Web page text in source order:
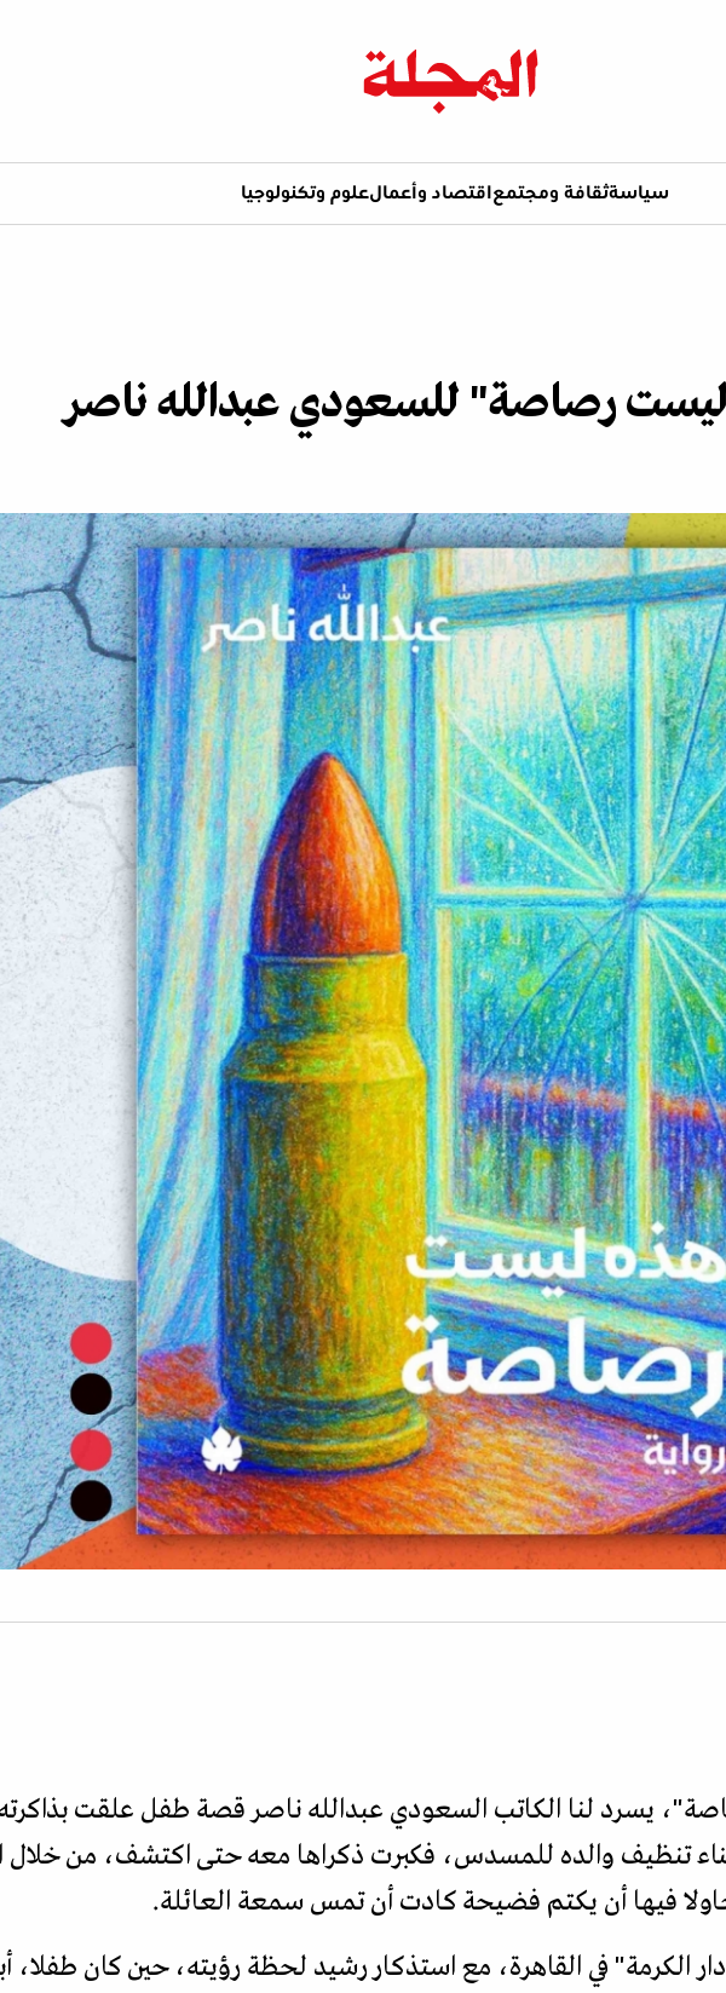
سياسةثقافة ومجتمع اقتصاد وأعمالعلوم وتكنولوجيا
ليست رصاصة" للسعودي عبدالله ناصر
يسرد لنا الكاتب السعودي عبدالله ناصر قصة طفل علقت
تنظيف والده للمسدس، فكبرت ذكراها معه حتى اكتشف، من خلال
فيها أن يكتم فضيحة كادت أن تمس سمعة العائلة.
الكرمة" في القاهرة، مع استذكار رشيد لحظة رؤيته، حين كان طفلا،